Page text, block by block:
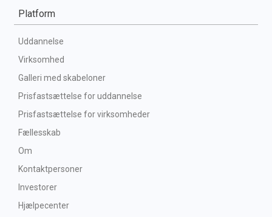
Platform
Uddannelse
Virksomhed
Galleri med skabeloner
Prisfastsættelse for uddannelse
Prisfastsættelse for virksomheder
Fællesskab
Om
Kontaktpersoner
Investorer
Hjælpecenter